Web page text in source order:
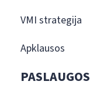
VMI strategija
Apklausos
PASLAUGOS